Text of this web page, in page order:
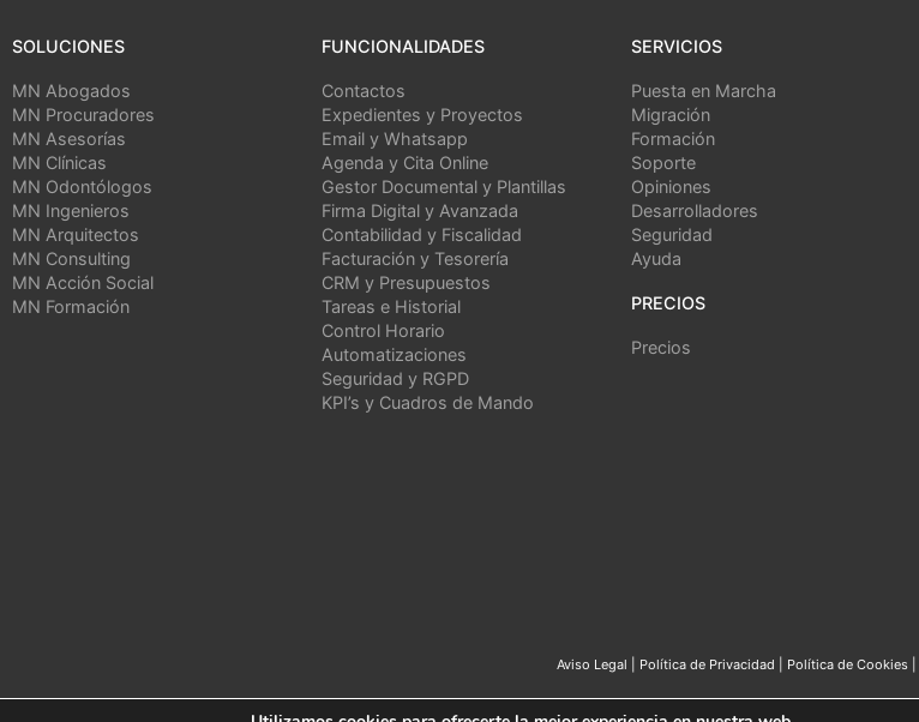
SOLUCIONES
MN Abogados
MN Procuradores
MN Asesorías
MN Clínicas
MN Odontólogos
MN Ingenieros
MN Arquitectos
MN Consulting
MN Acción Social
MN Formación
FUNCIONALIDADES
Contactos
Expedientes y Proyectos
Email y Whatsapp
Agenda y Cita Online
Gestor Documental y Plantillas
Firma Digital y Avanzada
Contabilidad y Fiscalidad
Facturación y Tesorería
CRM y Presupuestos
Tareas e Historial
Control Horario
Automatizaciones
Seguridad y RGPD
KPI’s y Cuadros de Mando
SERVICIOS
Puesta en Marcha
Migración
Formación
Soporte
Opiniones
Desarrolladores
Seguridad
Ayuda
PRECIOS
Precios
Aviso Legal Política de Privacidad Política de Cookies
2024 – MN program Software